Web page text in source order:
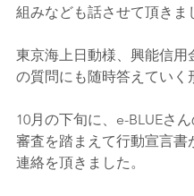
組みなども話させて頂きま
東京海上日動様、興能信用
の質問にも随時答えていく
10月の下旬に、e-BLUEさ
審査を踏まえて行動宣言書
連絡を頂きました。